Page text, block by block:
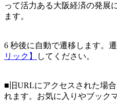
って活力ある大阪経済の発展
ます。
6 秒後に自動で遷移します。
リック】
してください。
■旧URLにアクセスされた場
れます。お気に入りやブック